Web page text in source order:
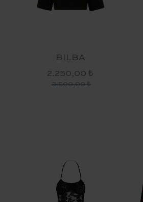
BILBA
2.250,00 ₺
3.500,00 ₺